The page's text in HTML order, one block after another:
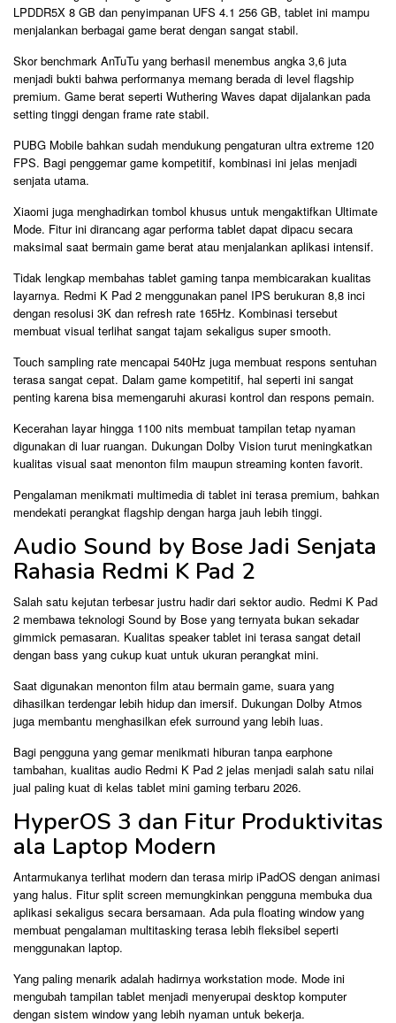
LPDDR5X 8 GB dan penyimpanan UFS 4.1 256 GB, tablet ini mampu
menjalankan berbagai game berat dengan sangat stabil.
Skor benchmark AnTuTu yang berhasil menembus angka 3,6 juta
menjadi bukti bahwa performanya memang berada di level flagship
premium. Game berat seperti Wuthering Waves dapat dijalankan pada
setting tinggi dengan frame rate stabil.
PUBG Mobile bahkan sudah mendukung pengaturan ultra extreme 120
FPS. Bagi penggemar game kompetitif, kombinasi ini jelas menjadi
senjata utama.
Xiaomi juga menghadirkan tombol khusus untuk mengaktifkan Ultimate
Mode. Fitur ini dirancang agar performa tablet dapat dipacu secara
maksimal saat bermain game berat atau menjalankan aplikasi intensif.
Tidak lengkap membahas tablet gaming tanpa membicarakan kualitas
layarnya. Redmi K Pad 2 menggunakan panel IPS berukuran 8,8 inci
dengan resolusi 3K dan refresh rate 165Hz. Kombinasi tersebut
membuat visual terlihat sangat tajam sekaligus super smooth.
Touch sampling rate mencapai 540Hz juga membuat respons sentuhan
terasa sangat cepat. Dalam game kompetitif, hal seperti ini sangat
penting karena bisa memengaruhi akurasi kontrol dan respons pemain.
Kecerahan layar hingga 1100 nits membuat tampilan tetap nyaman
digunakan di luar ruangan. Dukungan Dolby Vision turut meningkatkan
kualitas visual saat menonton film maupun streaming konten favorit.
Pengalaman menikmati multimedia di tablet ini terasa premium, bahkan
mendekati perangkat flagship dengan harga jauh lebih tinggi.
Audio Sound by Bose Jadi Senjata
Rahasia Redmi K Pad 2
Salah satu kejutan terbesar justru hadir dari sektor audio. Redmi K Pad
2 membawa teknologi Sound by Bose yang ternyata bukan sekadar
gimmick pemasaran. Kualitas speaker tablet ini terasa sangat detail
dengan bass yang cukup kuat untuk ukuran perangkat mini.
Saat digunakan menonton film atau bermain game, suara yang
dihasilkan terdengar lebih hidup dan imersif. Dukungan Dolby Atmos
juga membantu menghasilkan efek surround yang lebih luas.
Bagi pengguna yang gemar menikmati hiburan tanpa earphone
tambahan, kualitas audio Redmi K Pad 2 jelas menjadi salah satu nilai
jual paling kuat di kelas tablet mini gaming terbaru 2026.
HyperOS 3 dan Fitur Produktivitas
ala Laptop Modern
Antarmukanya terlihat modern dan terasa mirip iPadOS dengan animasi
yang halus. Fitur split screen memungkinkan pengguna membuka dua
aplikasi sekaligus secara bersamaan. Ada pula floating window yang
membuat pengalaman multitasking terasa lebih fleksibel seperti
menggunakan laptop.
Yang paling menarik adalah hadirnya workstation mode. Mode ini
mengubah tampilan tablet menjadi menyerupai desktop komputer
dengan sistem window yang lebih nyaman untuk bekerja.